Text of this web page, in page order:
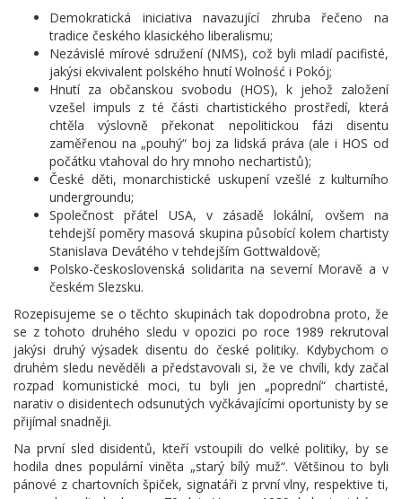
Demokratická iniciativa navazující zhruba řečeno na
tradice českého klasického liberalismu;
Nezávislé mírové sdružení (NMS), což byli mladí pacifisté,
jakýsi ekvivalent polského hnutí Wolność i Pokój;
Hnutí za občanskou svobodu (HOS), k jehož založení
vzešel impuls z té části chartistického prostředí, která
chtěla výslovně překonat nepolitickou fázi disentu
zaměřenou na „pouhý“ boj za lidská práva (ale i HOS od
počátku vtahoval do hry mnoho nechartistů);
České děti, monarchistické uskupení vzešlé z kulturního
undergroundu;
Společnost přátel USA, v zásadě lokální, ovšem na
tehdejší poměry masová skupina působící kolem chartisty
Stanislava Devátého v tehdejším Gottwaldově;
Polsko-československá solidarita na severní Moravě a v
českém Slezsku.
Rozepisujeme se o těchto skupinách tak dopodrobna proto, že
se z tohoto druhého sledu v opozici po roce 1989 rekrutoval
jakýsi druhý výsadek disentu do české politiky. Kdybychom o
druhém sledu nevěděli a představovali si, že ve chvíli, kdy začal
rozpad komunistické moci, tu byli jen „poprední“ chartisté,
narativ o disidentech odsunutých vyčkávajícími oportunisty by se
přijímal snadněji.
Na první sled disidentů, kteří vstoupili do velké politiky, by se
hodila dnes populární viněta „starý bílý muž“. Většinou to byli
pánové z chartovních špiček, signatáři z první vlny, respektive ti,